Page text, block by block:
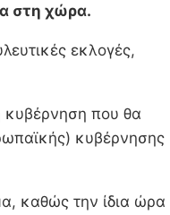
στη χώρα.
εκλογές,
κυβέρνηση που θα
κυβέρνησης
καθώς την ίδια ώρα